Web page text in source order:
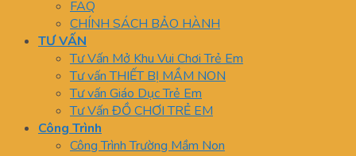
FAQ
CHÍNH SÁCH BẢO HÀNH
TƯ VẤN
Tư Vấn Mở Khu Vui Chơi Trẻ Em
Tư vấn THIẾT BỊ MẦM NON
Tư vấn Giáo Dục Trẻ Em
Tư Vấn ĐỒ CHƠI TRẺ EM
Công Trình
Công Trình Trường Mầm Non